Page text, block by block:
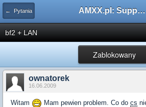
← Pytania AMXX.pl: Support AMX Mod X i SourceMod
bf2 + LAN
Zablokowany
ownatorek
16.06.2009
Witam Mam pewien problem. Co do cs